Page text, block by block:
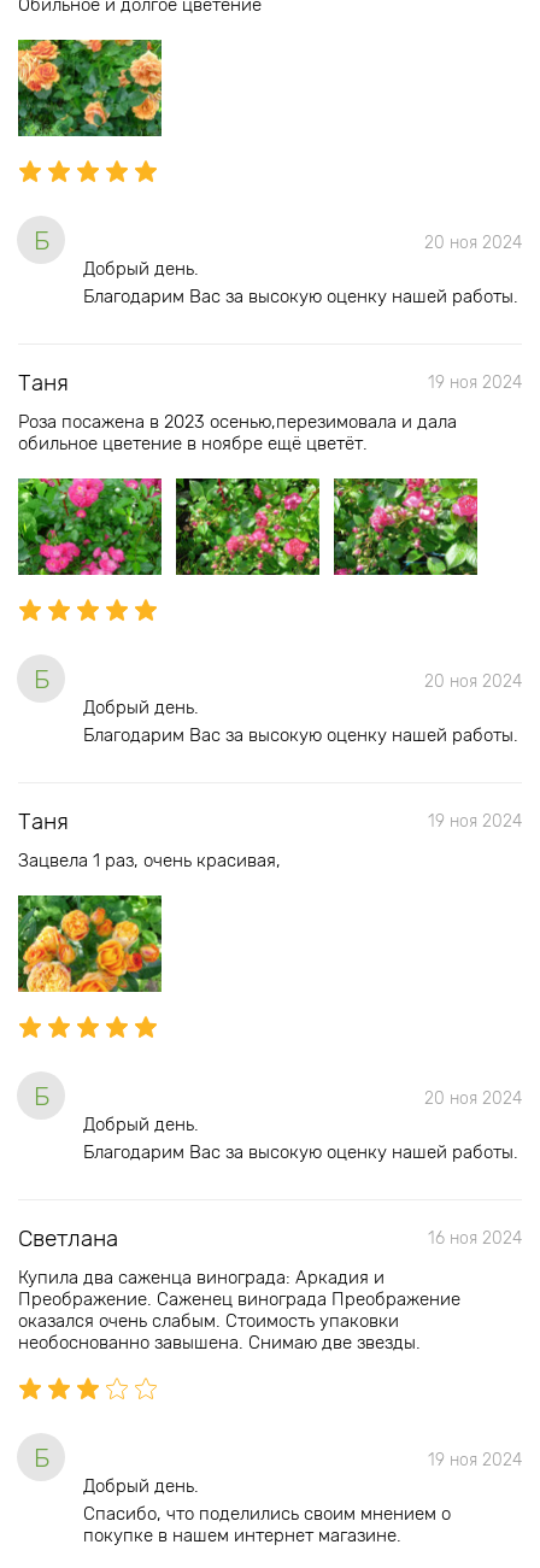
Обильное и долгое цветение
Б 20 ноя 2024
Добрый день.
Благодарим Вас за высокую оценку нашей работы.
Таня 19 ноя 2024
Роза посажена в 2023 осенью,перезимовала и дала
обильное цветение в ноябре ещё цветёт.
Б 20 ноя 2024
Добрый день.
Благодарим Вас за высокую оценку нашей работы.
Таня 19 ноя 2024
Зацвела 1 раз, очень красивая,
Б 20 ноя 2024
Добрый день.
Благодарим Вас за высокую оценку нашей работы.
Светлана 16 ноя 2024
Купила два саженца винограда: Аркадия и
Преображение. Саженец винограда Преображение
оказался очень слабым. Стоимость упаковки
необоснованно завышена. Снимаю две звезды.
Б 19 ноя 2024
Добрый день.
Спасибо, что поделились своим мнением о
покупке в нашем интернет магазине.